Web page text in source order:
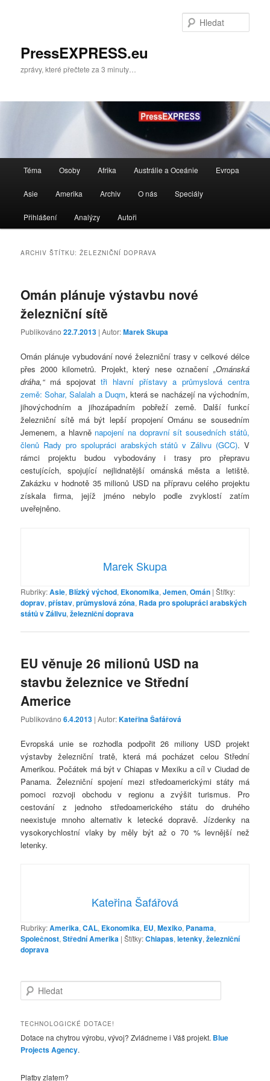
paneluPressEXPRESS.eu
zprávy, které přečtete za 3 minuty…
navigační
Téma Osoby Afrika Austrálie a Oceánie Evropa
Asie Amerika Archiv O nás Speciály
Přihlášení Analýzy Autoři
ARCHIV ŠTÍTKU:ŽELEZNIČNÍ DOPRAVA
Omán plánuje výstavbu nové
železniční sítě
Publikováno22.7.2013 | Autor:Marek Skupa
Omán plánuje vybudování nové železniční trasy v celkové délce
přes 2000 kilometrů. Projekt, který nese označení „Ománská
dráha,“má spojovattři hlavní přístavy a průmyslová centra
země: Sohar, Salalah a Duqm, která se nacházejí na východním,
jihovýchodním a jihozápadním pobřeží země. Další funkcí
železniční sítě má být lepší propojení Ománu se sousedním
Jemenem, a hlavně napojení na dopravní sít sousedních států,
členů Rady pro spolupráci arabských států v Zálivu (GCC). V
rámci projektu budou vybodovány i trasy pro přepravu
cestujících, spojující nejlidnatější ománská města a letiště.
Zakázku v hodnotě 35 milionů USD na přípravu celého projektu
získala firma, jejíž jméno nebylo podle zvyklostí zatím
uveřejněno.
Marek Skupa
Rubriky:Asie, Blízký východ, Ekonomika,Jemen,Omán |Štítky:
doprav,přístav,průmyslová zóna, Rada pro spolupráci arabských
států v Zálivu,železniční doprava
EU věnuje 26 milionů USD na
stavbu železnice ve Střední
Americe
Publikováno6.4.2013 | Autor:Kateřina Šafářová
Evropská unie se rozhodla podpořit 26 miliony USD projekt
výstavby železniční tratě, která má pocházet celou Střední
Amerikou. Počátek má být v Chiapas v Mexiku a cíl v Ciudad de
Panama. Železniční spojení mezi středoamerickými státy má
pomoci rozvoji obchodu v regionu a zvýšit turismus. Pro
cestování z jednoho středoamerického státu do druhého
neexistuje mnoho alternativ k letecké dopravě. Jízdenky na
vysokorychlostní vlaky by měly být až o 70 % levnější než
letenky.
Kateřina Šafářová
Rubriky:Amerika,CAL, Ekonomika, EU,Mexiko, Panama,
Společnost,Střední Amerika |Štítky:Chiapas,letenky,železniční
doprava
l
d
t
TECHNOLOGICKÉ DOTACE!
Dotace na chytrou výrobu, vývoj? Zvládneme i Váš projekt. Blue
Projects Agency.
Platby zlatem?